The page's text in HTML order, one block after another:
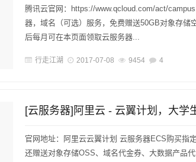
腾讯云官网：https://www.qcloud.com/act/
器，域名（可选）服务，免费赠送50GB对象存储
后每月可在本页面领取云服务器...
行走江湖 2017-07-08 9454 4
[云服务器]阿里云 - 云翼计划，大学
官网地址：阿里云云翼计划 云服务器ECS购买指
还赠送对象存储OSS、域名代金券、大数据产品